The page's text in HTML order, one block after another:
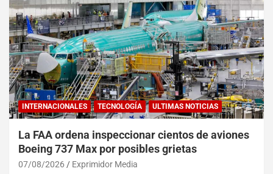
INTERNACIONALES TECNOLOGÍA ULTIMAS NOTICIAS
La FAA ordena inspeccionar cientos de aviones
Boeing 737 Max por posibles grietas
07/08/2026 Exprimidor Media